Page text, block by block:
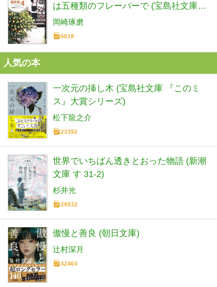
は五種類のフレーバーで (宝島社文庫
『このミス』大賞シリーズ)
岡崎琢磨
6618
人気の本
一次元の挿し木 (宝島社文庫 『このミ
ス』大賞シリーズ)
松下龍之介
23392
世界でいちばん透きとおった物語 (新潮
文庫 す 31-2)
杉井光
29932
傲慢と善良 (朝日文庫)
辻村深月
42464